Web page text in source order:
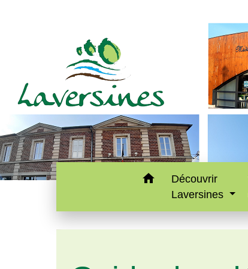
home
Découvrir
Laversines